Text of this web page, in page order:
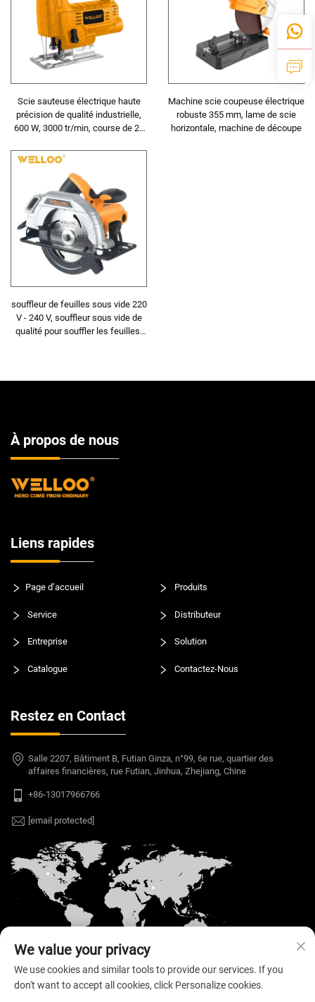
Scie sauteuse électrique haute
précision de qualité industrielle,
600 W, 3000 tr/min, course de 20
Machine scie coupeuse électrique
robuste 355 mm, lame de scie
horizontale, machine de découpe
souffleur de feuilles sous vide 220
V - 240 V, souffleur sous vide de
qualité pour souffler les feuilles,
À propos de nous
Liens rapides
Page d’accueil Produits
Service Distributeur
Entreprise Solution
Catalogue Contactez-Nous
Restez en Contact
Salle 2207, Bâtiment B, Futian Ginza, n°99, 6e rue, quartier des
affaires financières, rue Futian, Jinhua, Zhejiang, Chine
+86-13017966766
[email protected]
Copyright © 2026 Welloo Electronic Technology Co.,
We value your privacy
We use cookies and similar tools to provide our services. If you
don't want to accept all cookies, click Personalize cookies.